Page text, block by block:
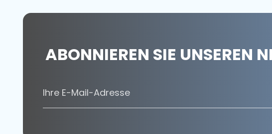
ABONNIEREN SIE UNSEREN